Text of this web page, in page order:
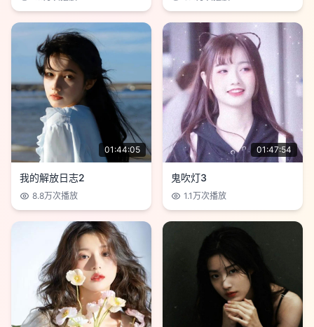
01:44:05
我的解放日志2
8.8万次播放
01:47:54
鬼吹灯3
1.1万次播放